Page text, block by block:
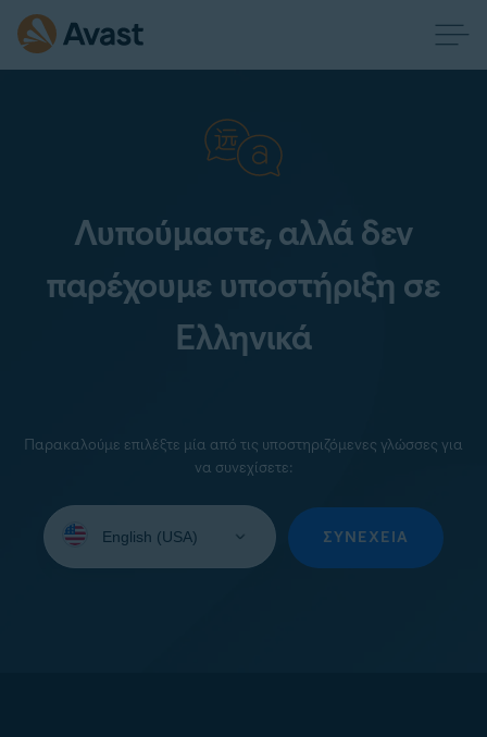
Λυπούμαστε, αλλά δεν
παρέχουμε υποστήριξη σε
Ελληνικά
Παρακαλούμε επιλέξτε μία από τις υποστηριζόμενες γλώσσες για
να συνεχίσετε:
your
ΣΥΝΈΧΕΙΑ